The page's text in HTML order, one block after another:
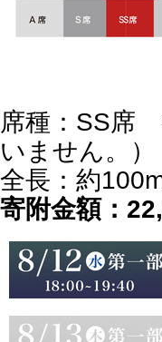
席種：SS席
いません。）
全長：約
寄附金額：